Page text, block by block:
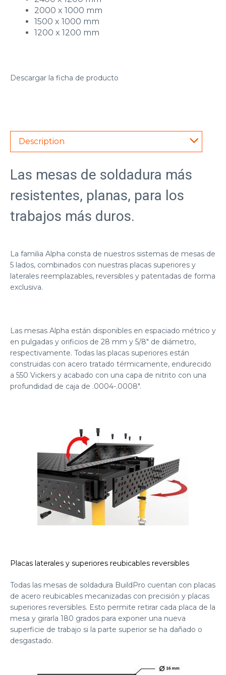
2000 x 1000 mm
1500 x 1000 mm
1200 x 1200 mm
Descargar la ficha de producto
Description
Las mesas de soldadura más
resistentes, planas, para los
trabajos más duros.
La familia Alpha consta de nuestros sistemas de mesas de
5 lados, combinados con nuestras placas superiores y
laterales reemplazables, reversibles y patentadas de forma
exclusiva.
Las mesas Alpha están disponibles en espaciado métrico y
en pulgadas y orificios de 28 mm y 5/8″ de diámetro,
respectivamente. Todas las placas superiores están
construidas con acero tratado térmicamente, endurecido
a 550 Vickers y acabado con una capa de nitrito con una
profundidad de caja de .0004-.0008″.
Placas laterales y superiores reubicables reversibles
Todas las mesas de soldadura BuildPro cuentan con placas
de acero reubicables mecanizadas con precisión y placas
superiores reversibles. Esto permite retirar cada placa de la
mesa y girarla 180 grados para exponer una nueva
superficie de trabajo si la parte superior se ha dañado o
desgastado.